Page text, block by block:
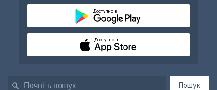
Пошук
Доступно в
Доступно в